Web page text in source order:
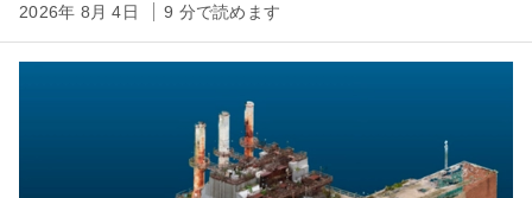
2026年 8月 4日 9 分で読めます